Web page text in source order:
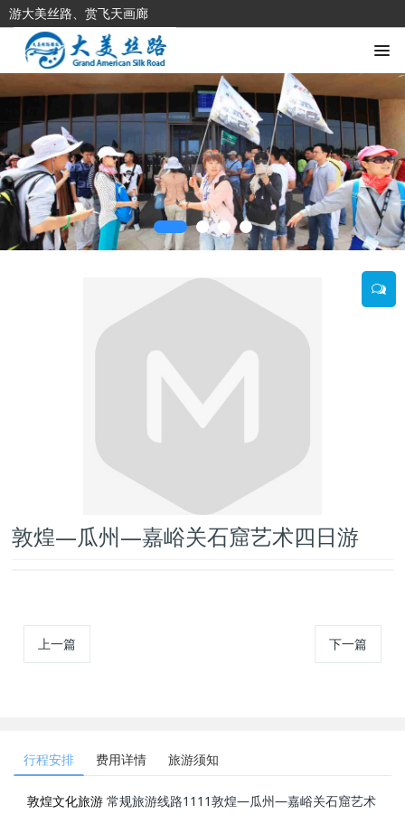
游大美丝路、赏飞天画廊
敦煌—瓜州—嘉峪关石窟艺术四日游
上一篇 下一篇
行程安排 费用详情 旅游须知
敦煌文化旅游 常规旅游线路1111敦煌—瓜州—嘉峪关石窟艺术